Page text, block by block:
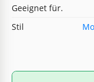
Geeignet für.
Stil